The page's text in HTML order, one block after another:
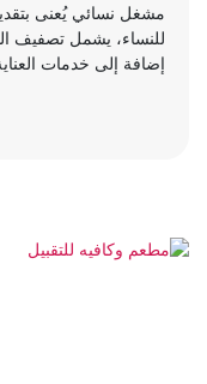
مشغل نسائي يُعنى
للنساء، يشمل تصفيف
إضافة إلى خدمات